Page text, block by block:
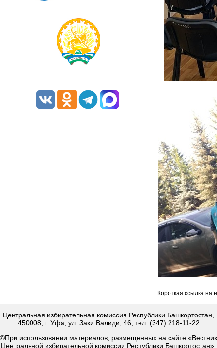
Короткая ссылка на
Центральная избирательная комиссия Республики Башкортостан,
450008, г. Уфа, ул. Заки Валиди, 46, тел. (347) 218-11-22
©При использовании материалов, размещенных на сайте «Вестник
Центральной избирательной комиссии Республики Башкортостан»,